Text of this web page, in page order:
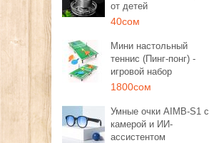
от детей
40сом
Мини настольный
теннис (Пинг-понг) -
игровой набор
1800сом
Умные очки AIMB-S1 с
камерой и ИИ-
ассистентом